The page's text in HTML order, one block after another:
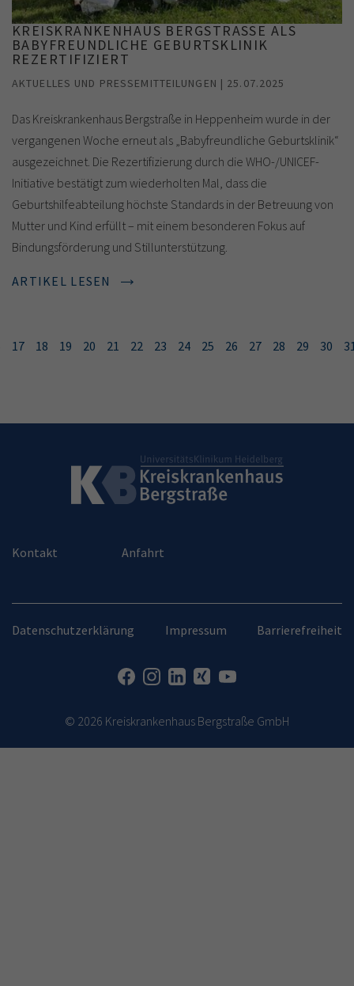
KREISKRANKENHAUS BERGSTRASSE ALS B
ABYFREUNDLICHE GEBURTSKLINIK R
EZERTIFIZIERT
AKTUELLES UND PRESSEMITTEILUNGEN | 25.07.2025
Das Kreiskrankenhaus Bergstraße in Heppenheim wurde in der
vergangenen Woche erneut als „Babyfreundliche Geburtsklinik“
ausgezeichnet. Die Rezertifizierung durch die WHO-/UNICEF-
Initiative bestätigt zum wiederholten Mal, dass die
Geburtshilfeabteilung höchste Standards in der Betreuung von
Mutter und Kind erfüllt – mit einem besonderen Fokus auf
Bindungsförderung und Stillunterstützung.
ARTIKEL LESEN
17 18 19 20 21 22 23 24 25 26 27 28 29 30
Kontakt Anfahrt
Datenschutzerklärung Impressum Barrierefreiheit
© 2026 Kreiskrankenhaus Bergstraße GmbH